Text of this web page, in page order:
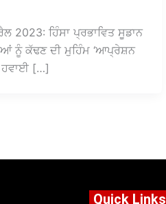
2023: ਹਿੰਸਾ ਪ੍ਰਭਾਵਿਤ ਸੂਡਾਨ
ਨੂੰ ਕੱਢਣ ਦੀ ਮੁਹਿੰਮ ‘ਆਪ੍ਰੇਸ਼ਨ
ਹਵਾਈ […]
Quick Links